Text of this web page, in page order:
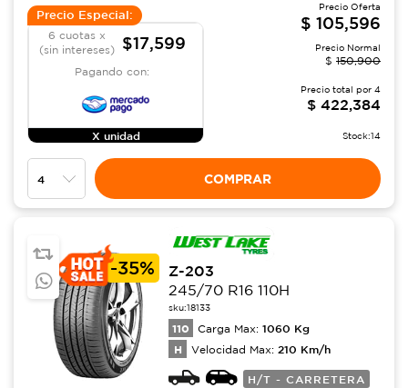
Precio Especial:
6 cuotas x
(sin intereses)
$17,599
Pagando con:
X unidad
Precio Oferta
$ 105,596
Precio Normal
$ 150,900
Precio total por 4
$ 422,384
Stock:14
COMPRAR
-35%
Z-203
245/70 R16 110H
sku:18133
110 Carga Max: 1060 Kg
H Velocidad Max: 210 Km/h
H/T - CARRETERA